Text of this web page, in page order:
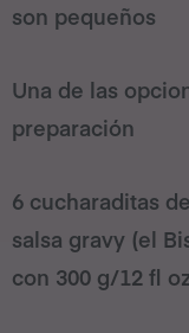
son pequeños
Una de las
preparación
6 cucharaditas
salsa gravy (el
con 300 g/12 fl